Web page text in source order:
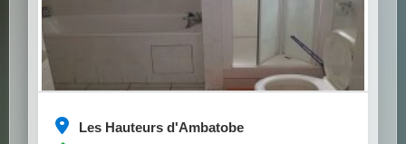
Les Hauteurs d'Ambatobe